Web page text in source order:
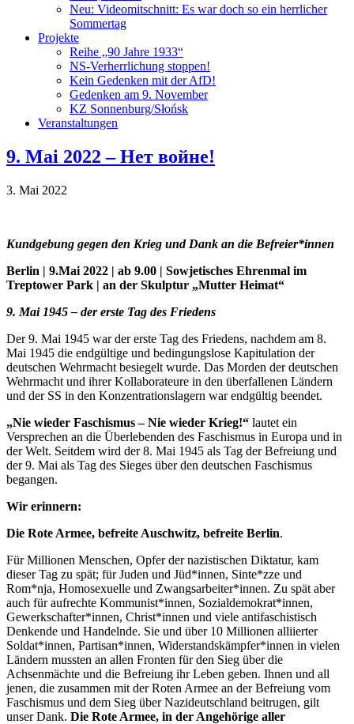
Neu: Videomitschnitt: Es war doch so ein herrlicher
Sommertag
Projekte
Reihe „90 Jahre 1933“
NS-Verherrlichung stoppen!
Kein Gedenken mit der AfD!
Gedenken am 9. November
KZ Sonnenburg/Słońsk
Veranstaltungen
9. Mai 2022 – Нет войне!
3. Mai 2022
Kundgebung gegen den Krieg und Dank an die Befreier*innen
Berlin | 9.Mai 2022 | ab 9.00 | Sowjetisches Ehrenmal im
Treptower Park | an der Skulptur „Mutter Heimat“
9. Mai 1945 – der erste Tag des Friedens
Der 9. Mai 1945 war der erste Tag des Friedens, nachdem am 8.
Mai 1945 die endgültige und bedingungslose Kapitulation der
deutschen Wehrmacht besiegelt wurde. Das Morden der deutschen
Wehrmacht und ihrer Kollaborateure in den überfallenen Ländern
und der SS in den Konzentrationslagern war endgültig beendet.
„Nie wieder Faschismus – Nie wieder Krieg!“ lautet ein
Versprechen an die Überlebenden des Faschismus in Europa und in
der Welt. Seitdem wird der 8. Mai 1945 als Tag der Befreiung und
der 9. Mai als Tag des Sieges über den deutschen Faschismus
begangen.
Wir erinnern:
Die Rote Armee, befreite Auschwitz, befreite Berlin.
Für Millionen Menschen, Opfer der nazistischen Diktatur, kam
dieser Tag zu spät; für Juden und Jüd*innen, Sinte*zze und
Rom*nja, Homosexuelle und Zwangsarbeiter*innen. Zu spät aber
auch für aufrechte Kommunist*innen, Sozialdemokrat*innen,
Gewerkschafter*innen, Christ*innen und viele antifaschistisch
Denkende und Handelnde. Sie und über 10 Millionen alliierter
Soldat*innen, Partisan*innen, Widerstandskämpfer*innen in vielen
Ländern mussten an allen Fronten für den Sieg über die
Achsenmächte und die Befreiung ihr Leben geben. Ihnen und all
jenen, die zusammen mit der Roten Armee an der Befreiung vom
Faschismus und dem Sieg über Nazideutschland beitrugen, gilt
unser Dank. Die Rote Armee, in der Angehörige aller